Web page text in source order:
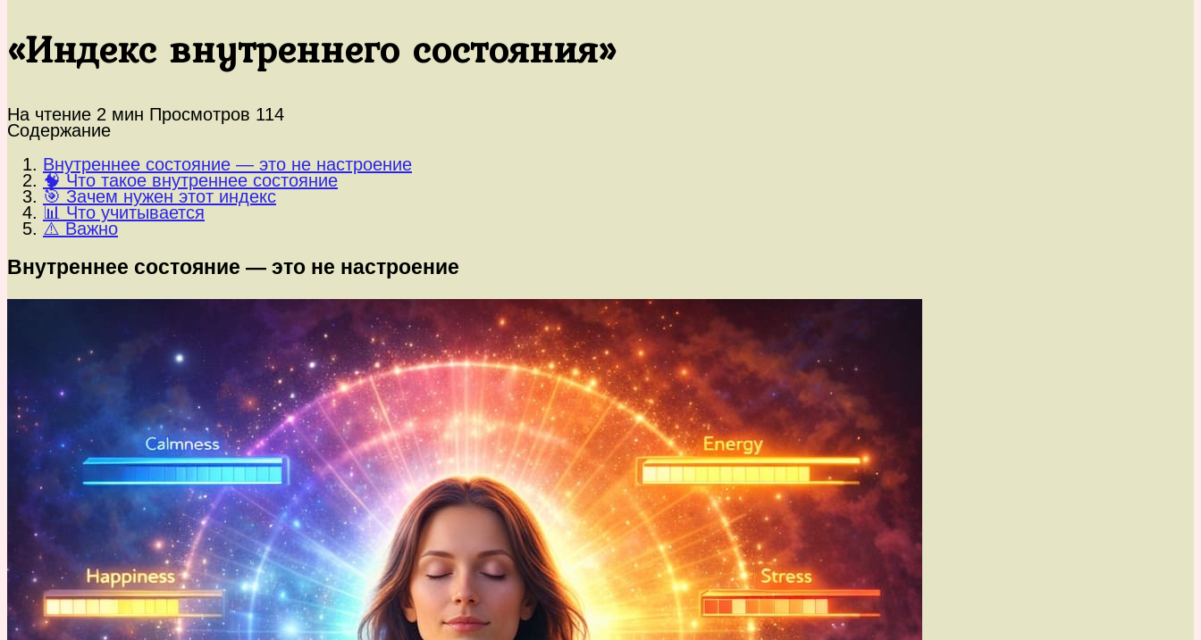
«Индекс внутреннего состояния»
На чтение 2 мин Просмотров 114
Содержание
Внутреннее состояние — это не настроение
🧠 Что такое внутреннее состояние
🎯 Зачем нужен этот индекс
📊 Что учитывается
⚠️ Важно
Внутреннее состояние — это не настроение